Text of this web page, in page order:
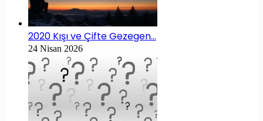
2020 Kışı ve Çifte Gezegen…
24 Nisan 2026